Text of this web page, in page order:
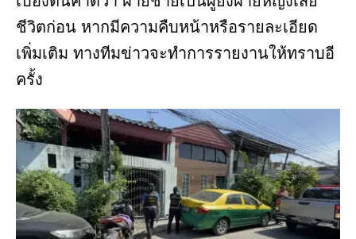
ชีวิตก่อน หากมีความคืบหน้าหรือรายละเอียด
เพิ่มเติม ทางทีมข่าวจะทำการรายงานให้ทราบอี
ครั้ง